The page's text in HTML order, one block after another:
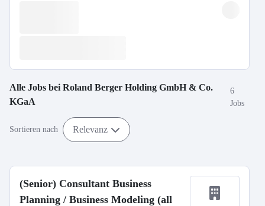
Alle Jobs bei Roland Berger Holding GmbH & Co.
KGaA
6
Jobs
Sortieren nach Relevanz
(Senior) Consultant Business
Planning / Business Modeling (all